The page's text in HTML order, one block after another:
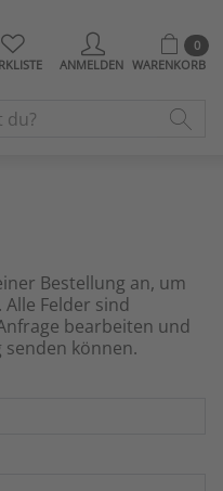
ANMELDEN
0
WARENKORB
Bestellung an, um
Felder sind
bearbeiten und
können.